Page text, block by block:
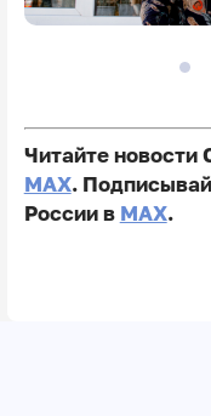
Читайте новости
MAX.
России в MAX.